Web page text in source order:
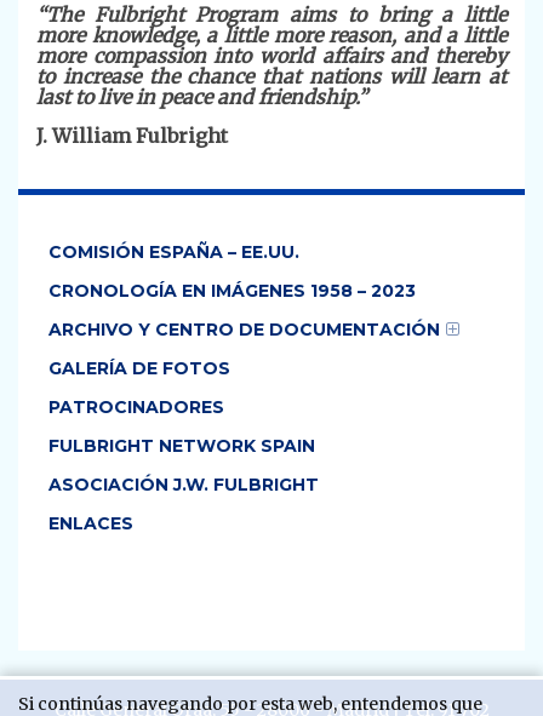
“The Fulbright Program aims to bring a little
more knowledge, a little more reason, and a little
more compassion into world affairs and thereby
to increase the chance that nations will learn at
last to live in peace and friendship.”
J. William Fulbright
COMISIÓN ESPAÑA – EE.UU.
CRONOLOGÍA EN IMÁGENES 1958 – 2023
ARCHIVO Y CENTRO DE DOCUMENTACIÓN
GALERÍA DE FOTOS
PATROCINADORES
FULBRIGHT NETWORK SPAIN
ASOCIACIÓN J.W. FULBRIGHT
ENLACES
Calle General Oráa, 55 - 28006 - Madrid | Tel:91 702
Si continúas navegando por esta web, entendemos que